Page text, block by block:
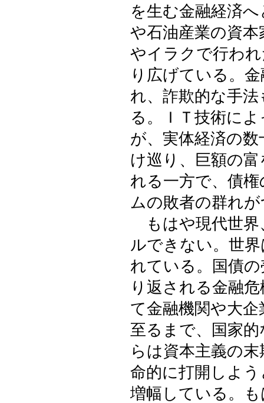
を生む金融経済
や石油産業の資
やイラクで行わ
り広げている。
れ、詐欺的な手
る。ＩＴ技術に
が、実体経済の
け巡り、巨額の
れる一方で、債
ムの敗者の群れ
もはや現代世界
ルできない。世
れている。国債
り返される金融
て金融機関や大
至るまで、国家
らは資本主義の
命的に打開しよ
増幅している。